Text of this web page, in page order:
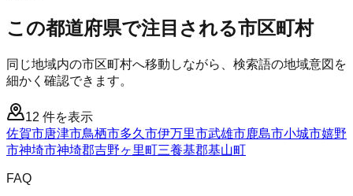
この都道府県で注目される市区町村
同じ地域内の市区町村へ移動しながら、検索語の地域意図を
細かく確認できます。
12 件を表示
佐賀市唐津市鳥栖市多久市伊万里市武雄市鹿島市小城市嬉野
市神埼市神埼郡吉野ヶ里町三養基郡基山町
FAQ